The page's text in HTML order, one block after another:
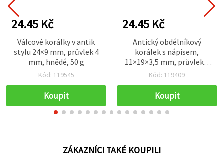
24.45 Kč
Válcové korálky v antik
stylu 24×9 mm, průvlek 4
mm, hnědé, 50 g
Kód: 119545
Koupit
24.45 Kč
Antický obdélníkový
korálek s nápisem,
11×19×3,5 mm, průvlek 2
mm, hnědý – 50 g (cca 81
Kód: 119409
Koupit
ZÁKAZNÍCI TAKÉ KOUPILI